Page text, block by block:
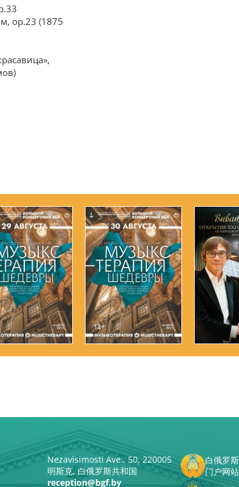
op.23 (1875
Nezavisimosti Ave., 50, 220005
明斯克, 白俄罗斯共和国
reception@bgf.by
白俄罗
门户网站